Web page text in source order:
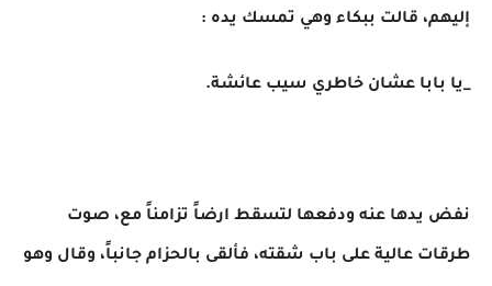
إليهم، قالت ببكاء وهي تمسك يده :
_يا بابا عشان خاطري سيب عائشة.
نفض يدها عنه ودفعها لتسقط ارضاً تزامناً مع، صوت
طرقات عالية على باب شقته، فألقى بالحزام جانباً، وقال وهو